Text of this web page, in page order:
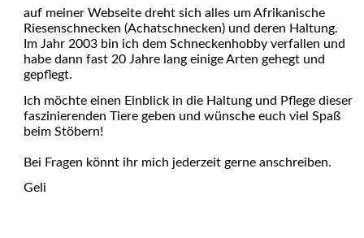
auf meiner Webseite dreht sich alles um Afrikanische
Riesenschnecken (Achatschnecken) und deren Haltung.
Im Jahr 2003 bin ich dem Schneckenhobby verfallen und
habe dann fast 20 Jahre lang einige Arten gehegt und
gepflegt.
Ich möchte einen Einblick in die Haltung und Pflege dieser
faszinierenden Tiere geben und wünsche euch viel Spaß
beim Stöbern!
Bei Fragen könnt ihr mich jederzeit gerne anschreiben.
Geli